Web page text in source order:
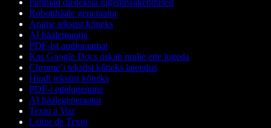
Parimad düsleksia lugemisrakendused
Robotihääle generaator
Anime tekstist kõneks
AI häälemuutja
PDF-ist audioraamat
Kas Google Docs oskab mulle ette lugeda
Chrome’i tekstist kõneks laiendus
Hindi tekstist kõneks
PDF-i ettelugemine
AI häälegeneraator
Texto a Voz
Leitor de Texto